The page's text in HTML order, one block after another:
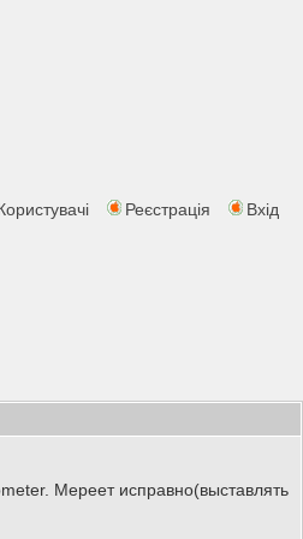
Реєстрація Вхід
Мереет исправно(выставлять